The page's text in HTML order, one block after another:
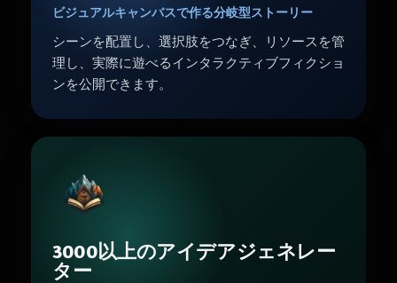
ビジュアルキャンバスで作る分岐型ストーリー
シーンを配置し、選択肢をつなぎ、リソースを管
理し、実際に遊べるインタラクティブフィクショ
ンを公開できます。
3000以上のアイデアジェネレー
ター